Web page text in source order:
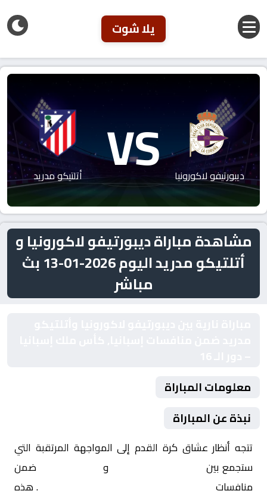
يلا شوت
ديبورتيفو لاكورونيا VS أتلتيكو مدريد
مشاهدة مباراة ديبورتيفو لاكورونيا و
أتلتيكو مدريد اليوم 2026-01-13 بث
مباشر
معلومات المباراة
نبذة عن المباراة
تتجه أنظار عشاق كرة القدم إلى المواجهة المرتقبة التي
ستجمع بين
وأتلتيكو مدريد
ضمن
منافسات
. هذه